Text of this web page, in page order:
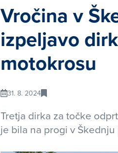
Vročina v
izpeljavo
motokrosu
31. 8. 2024
Tretja dirka za točke
je bila na progi v